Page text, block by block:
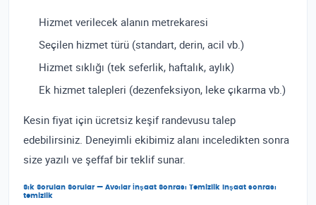
Hizmet verilecek alanın metrekaresi
Seçilen hizmet türü (standart, derin, acil vb.)
Hizmet sıklığı (tek seferlik, haftalık, aylık)
Ek hizmet talepleri (dezenfeksiyon, leke çıkarma vb.)
Kesin fiyat için ücretsiz keşif randevusu talep
edebilirsiniz. Deneyimli ekibimiz alanı inceledikten sonra
size yazılı ve şeffaf bir teklif sunar.
Sık Sorulan Sorular — Avcılar İnşaat Sonrası Temizlik Inşaat sonrası
temizlik